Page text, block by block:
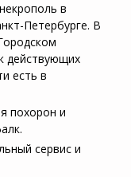
в
Петербурге. В
действующих
есть в
похорон и
сервис и